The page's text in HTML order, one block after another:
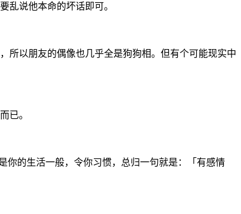
说他本命的坏话即可。
以朋友的偶像也几乎全是狗狗相。但有个可能现实中
已。
的生活一般，令你习惯，总归一句就是：「有感情